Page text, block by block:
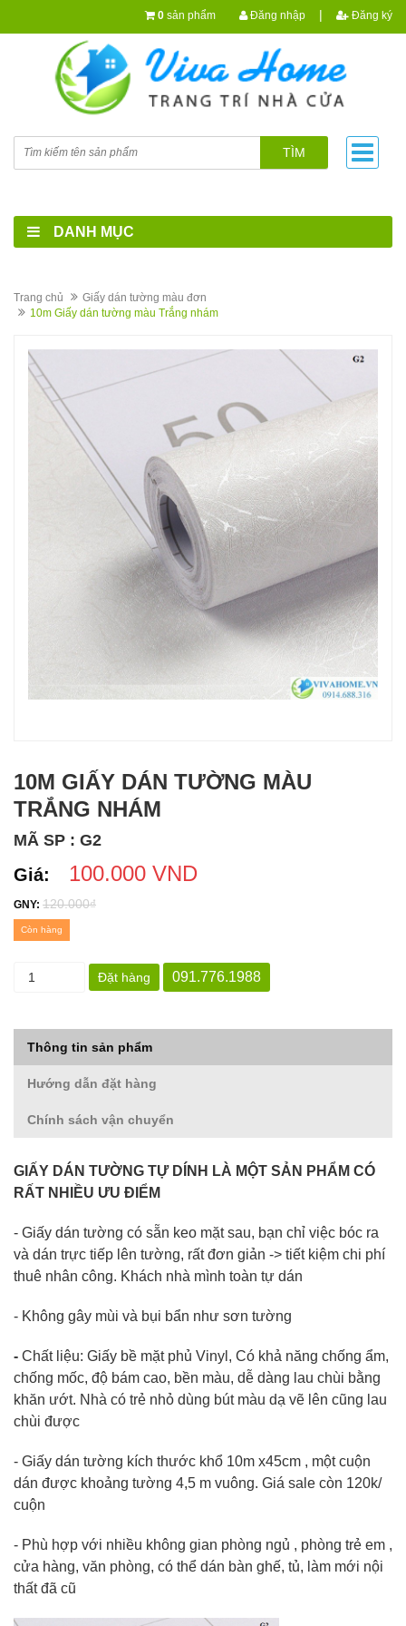
0 sản phẩm Đăng nhập | Đăng ký
TÌM
DANH MỤC
Trang chủ
Giấy dán tường màu đơn
10m Giấy dán tường màu Trắng nhám
10M GIẤY DÁN TƯỜNG MÀU
TRẮNG NHÁM
MÃ SP : G2
Giá: 100.000 VND
GNY: 120.000₫
Còn hàng
Đặt hàng 091.776.1988
Thông tin sản phẩm
Hướng dẫn đặt hàng
Chính sách vận chuyển
GIẤY DÁN TƯỜNG TỰ DÍNH LÀ MỘT SẢN PHẨM CÓ
RẤT NHIỀU ƯU ĐIỂM
- Giấy dán tường có sẵn keo mặt sau, bạn chỉ việc bóc ra
và dán trực tiếp lên tường, rất đơn giản -> tiết kiệm chi phí
thuê nhân công. Khách nhà mình toàn tự dán
- Không gây mùi và bụi bẩn như sơn tường
- Chất liệu: Giấy bề mặt phủ Vinyl, Có khả năng chống ẩm,
chống mốc, độ bám cao, bền màu, dễ dàng lau chùi bằng
khăn ướt. Nhà có trẻ nhỏ dùng bút màu dạ vẽ lên cũng lau
chùi được
- Giấy dán tường kích thước khổ 10m x45cm , một cuộn
dán được khoảng tường 4,5 m vuông. Giá sale còn 120k/
cuộn
- Phù hợp với nhiều không gian phòng ngủ , phòng trẻ em ,
cửa hàng, văn phòng, có thể dán bàn ghế, tủ, làm mới nội
thất đã cũ